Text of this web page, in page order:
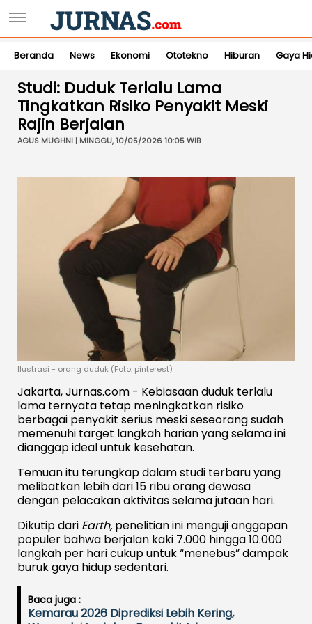
Beranda News Ekonomi Ototekno Hiburan Gaya
Studi: Duduk Terlalu Lama
Tingkatkan Risiko Penyakit Meski
Rajin Berjalan
AGUS MUGHNI | MINGGU, 10/05/2026 10:05 WIB
Ilustrasi - orang duduk (Foto: pinterest)
Jakarta, Jurnas.com - Kebiasaan duduk terlalu
lama ternyata tetap meningkatkan risiko
berbagai penyakit serius meski seseorang sudah
memenuhi target langkah harian yang selama ini
dianggap ideal untuk kesehatan.
Temuan itu terungkap dalam studi terbaru yang
melibatkan lebih dari 15 ribu orang dewasa
dengan pelacakan aktivitas selama jutaan hari.
Dikutip dari Earth, penelitian ini menguji anggapan
populer bahwa berjalan kaki 7.000 hingga 10.000
langkah per hari cukup untuk “menebus” dampak
buruk gaya hidup sedentari.
Baca juga :
Kemarau 2026 Diprediksi Lebih Kering,